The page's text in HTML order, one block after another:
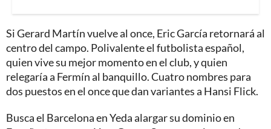
Si Gerard Martín vuelve al once, Eric García retornará al
centro del campo. Polivalente el futbolista español,
quien vive su mejor momento en el club, y quien
relegaría a Fermín al banquillo. Cuatro nombres para
dos puestos en el once que dan variantes a Hansi Flick.
Busca el Barcelona en Yeda alargar su dominio en